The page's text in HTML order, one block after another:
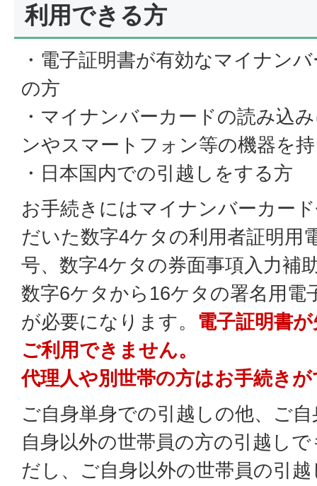
利用できる方
・電子証明書が有効なマイナン
の方
・マイナンバーカードの読み込
ンやスマートフォン等の機器を
・日本国内での引越しをする方
お手続きにはマイナンバーカー
だいた数字4ケタの利用者証明用
号、数字4ケタの券面事項入力補
数字6ケタから16ケタの署名用電
が必要になります。 電子証明書
ご利用できません。
代理人や別世帯の方はお手続き
ご自身単身での引越しの他、ご
自身以外の世帯員の方の引越し
だし、ご自身以外の世帯員の引